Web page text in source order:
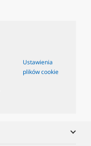
Ustawienia
plików cookie